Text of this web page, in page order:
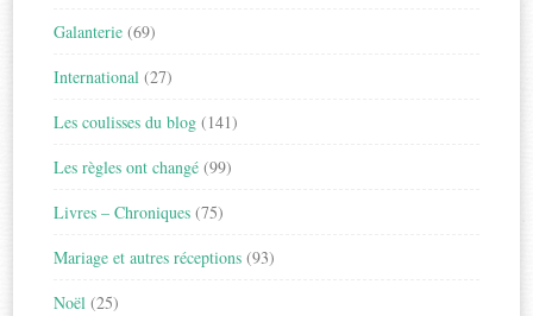
Galanterie (69)
International (27)
Les coulisses du blog (141)
Les règles ont changé (99)
Livres – Chroniques (75)
Mariage et autres réceptions (93)
Noël (25)